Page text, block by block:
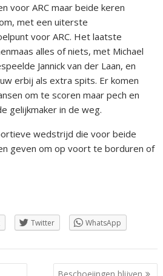
voor ARC maar beide keren
met een uiterste
voor ARC. Het laatste
alles of niets, met Michael
Jannick van der Laan, en
erbij als extra spits. Er komen
om te scoren maar pech en
gelijkmaker in de weg.
wedstrijd die voor beide
geven om op voort te borduren of
Twitter WhatsApp
Beschoeiingen blijven